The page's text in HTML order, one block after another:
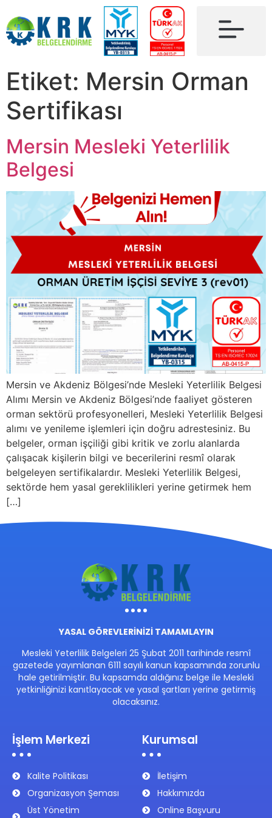
Etiket: Mersin Orman
Sertifikası
Mersin Mesleki Yeterlilik
Belgesi
Mersin ve Akdeniz Bölgesi’nde Mesleki Yeterlilik Belgesi
Alımı Mersin ve Akdeniz Bölgesi’nde faaliyet gösteren
orman sektörü profesyonelleri, Mesleki Yeterlilik Belgesi
alımı ve yenileme işlemleri için doğru adrestesiniz. Bu
belgeler, orman işçiliği gibi kritik ve zorlu alanlarda
çalışacak kişilerin bilgi ve becerilerini resmî olarak
belgeleyen sertifikalardır. Mesleki Yeterlilik Belgesi,
sektörde hem yasal gereklilikleri yerine getirmek hem
[…]
YASAL GÖREVLERİNİZİ TAMAMLAYIN
Mesleki Yeterlilik Belgeleri 25 Şubat 2011 tarihinde resmî
gazetede yayımlanan 6111 sayılı kanun kapsamında zorunlu
hale getirilmiştir. Bu kapsamda aldığınız belge ile Mesleki
yetkinliğinizi kanıtlayacak ve yasal şartları yerine getirmiş
olacaksınız.
İşlem Merkezi
Kalite Politikası
Organizasyon Şeması
Üst Yönetim
Kurumsal
İletişim
Hakkımızda
Online Başvuru